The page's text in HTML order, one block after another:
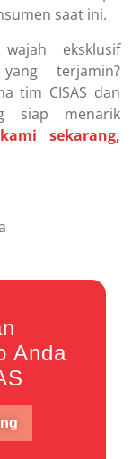
saat ini.
eksklusif
terjamin?
tim CISAS dan
siap menarik
sekarang,
Anda